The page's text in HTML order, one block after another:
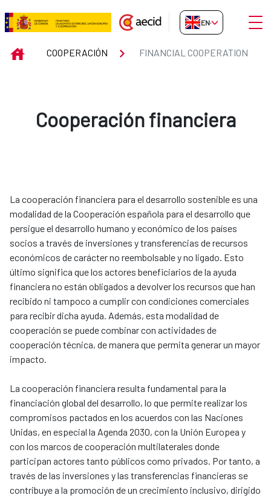
Skip to Main Content
FINANCIAL COOPERATION
EN-GB
INICIOCOOPERACIÓN FINANCIAL COOPERATION
Cooperación financiera
La cooperación financiera para el desarrollo sostenible es una
modalidad de la Cooperación española para el desarrollo que
persigue el desarrollo humano y económico de los países
socios a través de inversiones y transferencias de recursos
económicos de carácter no reembolsable y no ligado. Esto
último significa que los actores beneficiarios de la ayuda
financiera no están obligados a devolver los recursos que han
recibido ni tampoco a cumplir con condiciones comerciales
para recibir dicha ayuda. Además, esta modalidad de
cooperación se puede combinar con actividades de
cooperación técnica, de manera que permita generar un mayor
impacto.
La cooperación financiera resulta fundamental para la
financiación global del desarrollo, lo que permite realizar los
compromisos pactados en los acuerdos con las Naciones
Unidas, en especial la Agenda 2030, con la Unión Europea y
con los marcos de cooperación multilaterales donde
participan actores tanto públicos como privados. Por tanto, a
través de las inversiones y las transferencias financieras se
contribuye a la promoción de un crecimiento inclusivo, dirigido